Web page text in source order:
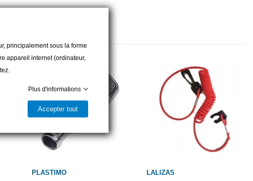
PLASTIMO LALIZAS
principalement sous la forme
appareil internet (ordinateur,
Plus d'informations
Accepter tout